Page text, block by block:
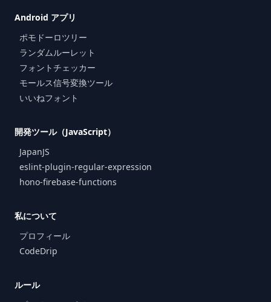
Android アプリ
ポモドーロツリー
ランダムルーレット
フォントチェッカー
モールス信号変換ツール
いいねフォント
開発ツール（JavaScript）
JapanJS
eslint-plugin-regular-expression
hono-firebase-functions
私について
プロフィール
CodeDrip
ルール